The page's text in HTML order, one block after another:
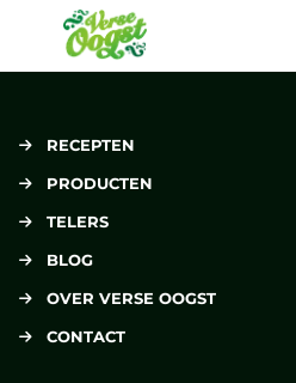
Verse Oogst
RECEPTEN
PRODUCTEN
TELERS
BLOG
OVER VERSE OOGST
CONTACT